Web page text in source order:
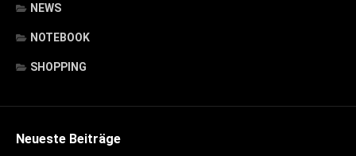
NEWS
NOTEBOOK
SHOPPING
Neueste Beiträge